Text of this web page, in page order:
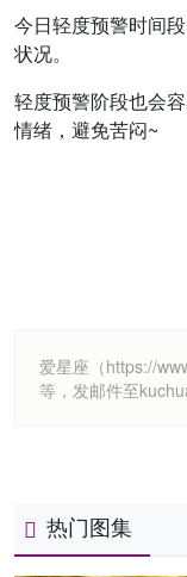
今日轻度预警时间
状况。
轻度预警阶段也会
情绪，避免苦闷~
爱星座（https://
等，发邮件至
热门图集